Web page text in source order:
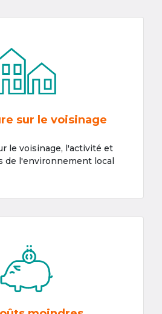
sur le voisinage
le voisinage, l'activité et
de l'environnement local